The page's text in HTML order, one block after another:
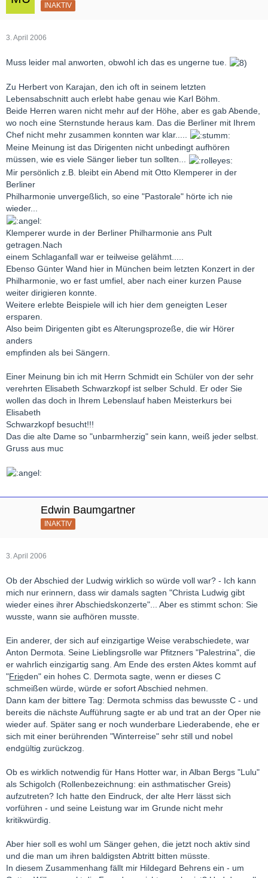
INAKTIV
3. April 2006
Muss leider mal anworten, obwohl ich das es ungerne tue.
Zu Herbert von Karajan, den ich oft in seinem letzten
Lebensabschnitt auch erlebt habe genau wie Karl Böhm.
Beide Herren waren nicht mehr auf der Höhe, aber es gab Abende,
wo noch eine Sternstunde heraus kam. Das die Berliner mit Ihrem
Chef nicht mehr zusammen konnten war klar.....
Meine Meinung ist das Dirigenten nicht unbedingt aufhören
müssen, wie es viele Sänger lieber tun sollten...
Mir persönlich z.B. bleibt ein Abend mit Otto Klemperer in der
Berliner
Philharmonie unvergeßlich, so eine "Pastorale" hörte ich nie
wieder...
Klemperer wurde in der Berliner Philharmonie ans Pult
getragen.Nach
einem Schlaganfall war er teilweise gelähmt.....
Ebenso Günter Wand hier in München beim letzten Konzert in der
Philharmonie, wo er fast umfiel, aber nach einer kurzen Pause
weiter dirigieren konnte.
Weitere erlebte Beispiele will ich hier dem geneigten Leser
ersparen.
Also beim Dirigenten gibt es Alterungsprozeße, die wir Hörer
anders
empfinden als bei Sängern.
Einer Meinung bin ich mit Herrn Schmidt ein Schüler von der sehr
verehrten Elisabeth Schwarzkopf ist selber Schuld. Er oder Sie
wollen das doch in Ihrem Lebenslauf haben Meisterkurs bei
Elisabeth
Schwarzkopf besucht!!!
Das die alte Dame so "unbarmherzig" sein kann, weiß jeder selbst.
Gruss aus muc
Edwin Baumgartner
INAKTIV
3. April 2006
Ob der Abschied der Ludwig wirklich so würde voll war? - Ich kann
mich nur erinnern, dass wir damals sagten "Christa Ludwig gibt
wieder eines ihrer Abschiedskonzerte"... Aber es stimmt schon: Sie
wusste, wann sie aufhören musste.
Ein anderer, der sich auf einzigartige Weise verabschiedete, war
Anton Dermota. Seine Lieblingsrolle war Pfitzners "Palestrina", die
er wahrlich einzigartig sang. Am Ende des ersten Aktes kommt auf
"Frieden" ein hohes C. Dermota sagte, wenn er dieses C
schmeißen würde, würde er sofort Abschied nehmen.
Dann kam der bittere Tag: Dermota schmiss das bewusste C - und
bereits die nächste Aufführung sagte er ab und trat an der Oper nie
wieder auf. Später sang er noch wunderbare Liederabende, ehe er
sich mit einer berührenden "Winterreise" sehr still und nobel
endgültig zurückzog.
Ob es wirklich notwendig für Hans Hotter war, in Alban Bergs "Lulu"
als Schigolch (Rollenbezeichnung: ein asthmatischer Greis)
aufzutreten? Ich hatte den Eindruck, der alte Herr lässt sich
vorführen - und seine Leistung war im Grunde nicht mehr
kritikwürdig.
Aber hier soll es wohl um Sänger gehen, die jetzt noch aktiv sind
und die man um ihren baldigsten Abtritt bitten müsste.
In diesem Zusammenhang fällt mir Hildegard Behrens ein - um